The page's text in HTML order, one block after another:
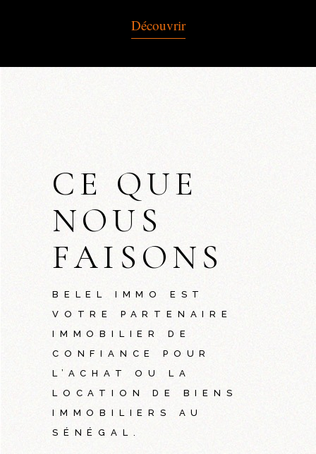
Découvrir
CE QUE
NOUS
FAISONS
BELEL IMMO EST
VOTRE PARTENAIRE
IMMOBILIER DE
CONFIANCE POUR
L’ACHAT OU LA
LOCATION DE BIENS
IMMOBILIERS AU
SÉNÉGAL.